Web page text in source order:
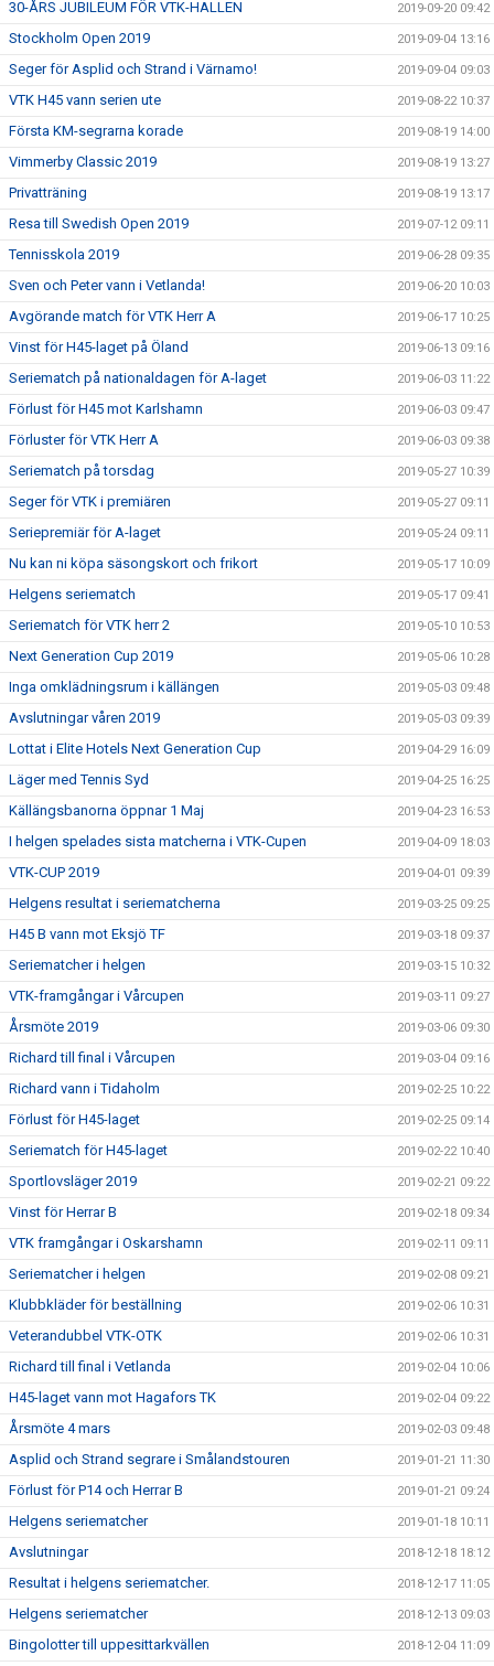
30-ÅRS JUBILEUM FÖR VTK-HALLEN 2019-09-20 09:42
Stockholm Open 2019 2019-09-04 13:16
Seger för Asplid och Strand i Värnamo! 2019-09-04 09:03
VTK H45 vann serien ute 2019-08-22 10:37
Första KM-segrarna korade 2019-08-19 14:00
Vimmerby Classic 2019 2019-08-19 13:27
Privatträning 2019-08-19 13:17
Resa till Swedish Open 2019 2019-07-12 09:11
Tennisskola 2019 2019-06-28 09:35
Sven och Peter vann i Vetlanda! 2019-06-20 10:03
Avgörande match för VTK Herr A 2019-06-17 10:25
Vinst för H45-laget på Öland 2019-06-13 09:16
Seriematch på nationaldagen för A-laget 2019-06-03 11:22
Förlust för H45 mot Karlshamn 2019-06-03 09:47
Förluster för VTK Herr A 2019-06-03 09:38
Seriematch på torsdag 2019-05-27 10:39
Seger för VTK i premiären 2019-05-27 09:11
Seriepremiär för A-laget 2019-05-24 09:11
Nu kan ni köpa säsongskort och frikort 2019-05-17 10:09
Helgens seriematch 2019-05-17 09:41
Seriematch för VTK herr 2 2019-05-10 10:53
Next Generation Cup 2019 2019-05-06 10:28
Inga omklädningsrum i källängen 2019-05-03 09:48
Avslutningar våren 2019 2019-05-03 09:39
Lottat i Elite Hotels Next Generation Cup 2019-04-29 16:09
Läger med Tennis Syd 2019-04-25 16:25
Källängsbanorna öppnar 1 Maj 2019-04-23 16:53
I helgen spelades sista matcherna i VTK-Cupen 2019-04-09 18:03
VTK-CUP 2019 2019-04-01 09:39
Helgens resultat i seriematcherna 2019-03-25 09:25
H45 B vann mot Eksjö TF 2019-03-18 09:37
Seriematcher i helgen 2019-03-15 10:32
VTK-framgångar i Vårcupen 2019-03-11 09:27
Årsmöte 2019 2019-03-06 09:30
Richard till final i Vårcupen 2019-03-04 09:16
Richard vann i Tidaholm 2019-02-25 10:22
Förlust för H45-laget 2019-02-25 09:14
Seriematch för H45-laget 2019-02-22 10:40
Sportlovsläger 2019 2019-02-21 09:22
Vinst för Herrar B 2019-02-18 09:34
VTK framgångar i Oskarshamn 2019-02-11 09:11
Seriematcher i helgen 2019-02-08 09:21
Klubbkläder för beställning 2019-02-06 10:31
Veterandubbel VTK-OTK 2019-02-06 10:31
Richard till final i Vetlanda 2019-02-04 10:06
H45-laget vann mot Hagafors TK 2019-02-04 09:22
Årsmöte 4 mars 2019-02-03 09:48
Asplid och Strand segrare i Smålandstouren 2019-01-21 11:30
Förlust för P14 och Herrar B 2019-01-21 09:24
Helgens seriematcher 2019-01-18 10:11
Avslutningar 2018-12-18 18:12
Resultat i helgens seriematcher. 2018-12-17 11:05
Helgens seriematcher 2018-12-13 09:03
Bingolotter till uppesittarkvällen 2018-12-04 11:09